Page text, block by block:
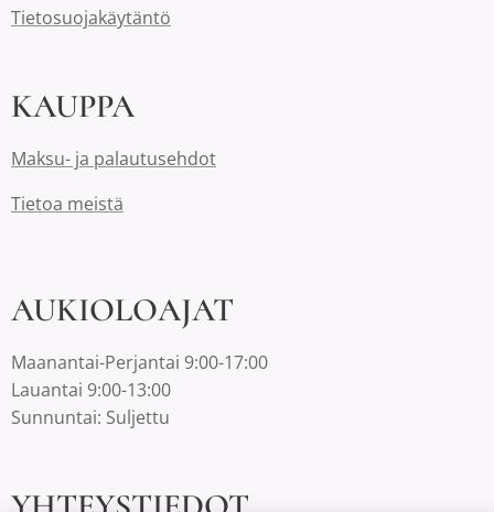
Tietosuojakäytäntö
KAUPPA
Maksu- ja palautusehdot
Tietoa meistä
AUKIOLOAJAT
Maanantai-Perjantai 9:00-17:00
Lauantai 9:00-13:00
Sunnuntai: Suljettu